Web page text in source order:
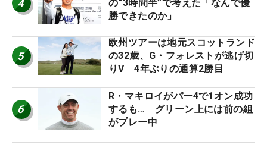
4
の“3時間半”で考えた「なんで優
勝できたのか」
5
欧州ツアーは地元スコットランド
の32歳、G・フォレストが逃げ切
りV 4年ぶりの通算2勝目
6
R・マキロイがパー4で1オン成功
するも… グリーン上には前の組
がプレー中